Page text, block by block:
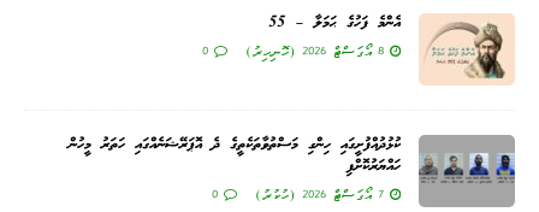
އެންމެ ފަހުގެ ޙަމަލާ – 55
8 އޯގަސްޓް 2026 (ހޮނިހިރު) 0
ކުޅުދުއްފުށީގައި ހިންގި މަސްތުވާތަކެތީގެ ދެ އޮޕަރޭޝަނެއްގައި ހަތަރު މީހުން
ހައްޔަރުކޮށްފި
7 އޯގަސްޓް 2026 (ހުކުރު) 0